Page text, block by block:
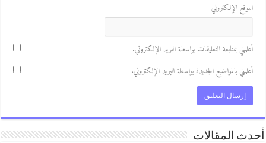
الإلكتروني
بمتابعة التعليقات بواسطة البريد الإلكتروني.
بالمواضيع الجديدة بواسطة البريد الإلكتروني.
المقالات